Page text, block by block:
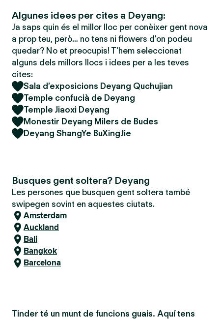
Algunes idees per cites a Deyang:
Ja saps quin és el millor lloc per conèixer gent nova
a prop teu, però… no tens ni flowers d'on podeu
quedar? No et preocupis! T'hem seleccionat
alguns dels millors llocs i idees per a les teves
cites:
Sala d’exposicions Deyang Quchujian
Temple confucià de Deyang
Temple Jiaoxi Deyang
Monestir Deyang Milers de Budes
Deyang ShangYe BuXingJie
Busques gent soltera? Deyang
Les persones que busquen gent soltera també
swipegen sovint en aquestes ciutats.
Amsterdam
Auckland
Bali
Bangkok
Barcelona
Tinder té un munt de funcions guais. Aquí tens